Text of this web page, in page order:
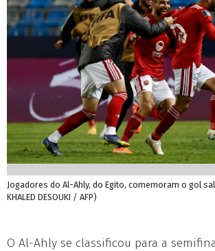
Jogadores do Al-Ahly, do Egito, comemoram o gol
KHALED DESOUKI / AFP)
O Al-Ahly se classificou para a